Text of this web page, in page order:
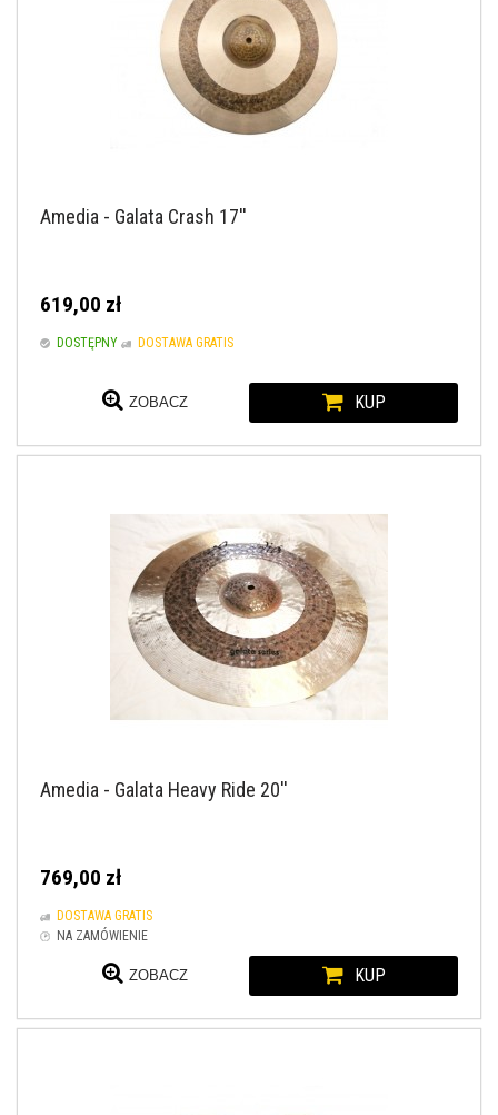
Amedia - Galata Crash 17''
619,00 zł
DOSTĘPNY DOSTAWA GRATIS
ZOBACZ KUP
Amedia - Galata Heavy Ride 20''
769,00 zł
DOSTAWA GRATIS
NA ZAMÓWIENIE
ZOBACZ KUP